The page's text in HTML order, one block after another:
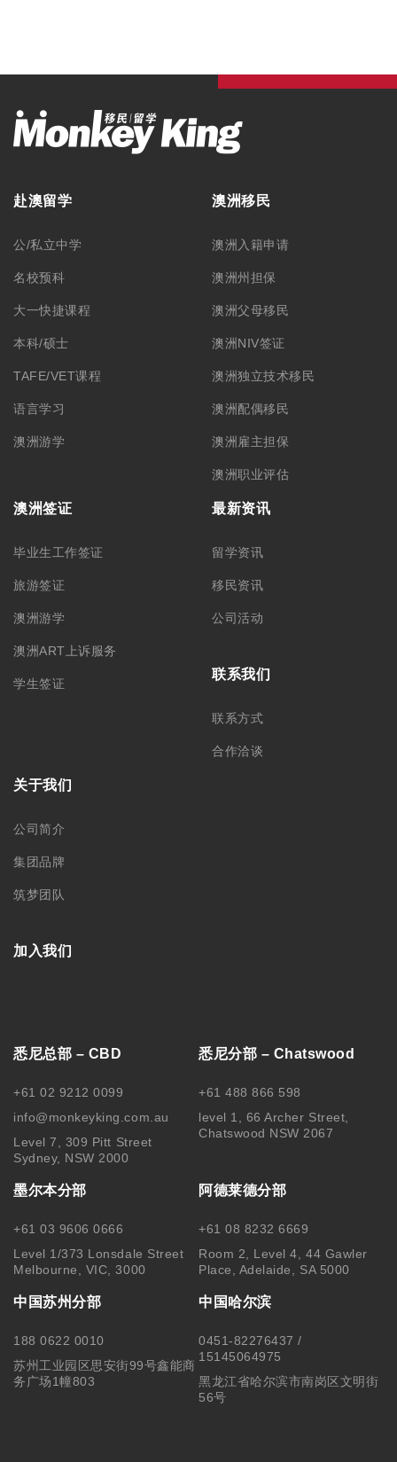
赴澳留学
公/私立中学
名校预科
大一快捷课程
本科/硕士
TAFE/VET课程
语言学习
澳洲游学
澳洲移民
澳洲入籍申请
澳洲州担保
澳洲父母移民
澳洲NIV签证
澳洲独立技术移民
澳洲配偶移民
澳洲雇主担保
澳洲职业评估
澳洲签证
毕业生工作签证
旅游签证
澳洲游学
澳洲ART上诉服务
学生签证
最新资讯
留学资讯
移民资讯
公司活动
联系我们
联系方式
合作洽谈
关于我们
公司简介
集团品牌
筑梦团队
加入我们
悉尼总部 – CBD
+61 02 9212 0099
info@monkeyking.com.au
Level 7, 309 Pitt Street
Sydney, NSW 2000
悉尼分部 – Chatswood
+61 488 866 598
level 1, 66 Archer Street,
Chatswood NSW 2067
墨尔本分部
+61 03 9606 0666
Level 1/373 Lonsdale Street
Melbourne, VIC, 3000
阿德莱德分部
+61 08 8232 6669
Room 2, Level 4, 44 Gawler
Place, Adelaide, SA 5000
中国苏州分部
188 0622 0010
苏州工业园区思安街99号鑫能商
务广场1幢803
中国哈尔滨
0451-82276437 /
15145064975
黑龙江省哈尔滨市南岗区文明街
56号